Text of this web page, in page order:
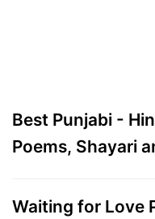
Best Punjabi -
Poems, Shayari
Waiting for Love